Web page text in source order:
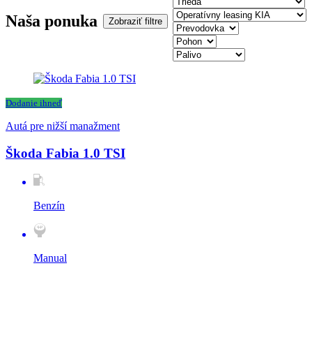
Naša ponuka Zobraziť filtre
Dodanie ihneď
Autá pre nižší manažment
Škoda Fabia 1.0 TSI
Benzín
Manual